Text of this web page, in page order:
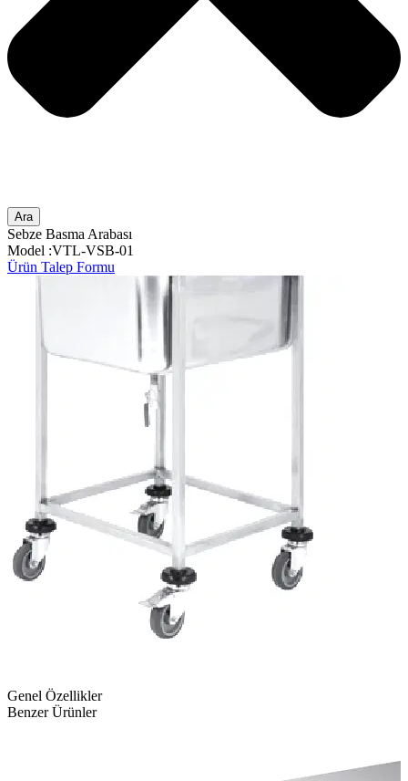
Ara
Sebze Basma Arabası
Model :VTL-VSB-01
Ürün Talep Formu
Genel Özellikler
Benzer Ürünler